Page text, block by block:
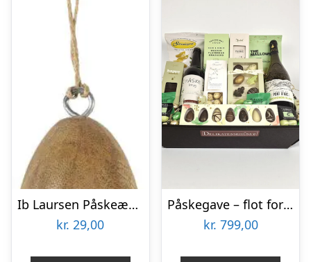
Ib Laursen Påskeæg træ ophæng
kr. 29,00
Påskegave – flot forårskurv med hvidvin, øl, salte- og søde delikatesser
kr. 799,00